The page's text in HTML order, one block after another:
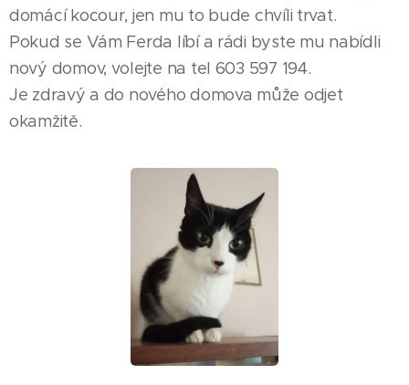
domácí kocour, jen mu to bude chvíli trvat.
Pokud se Vám Ferda líbí a rádi byste mu nabídli
nový domov, volejte na tel 603 597 194.
Je zdravý a do nového domova může odjet
okamžitě.